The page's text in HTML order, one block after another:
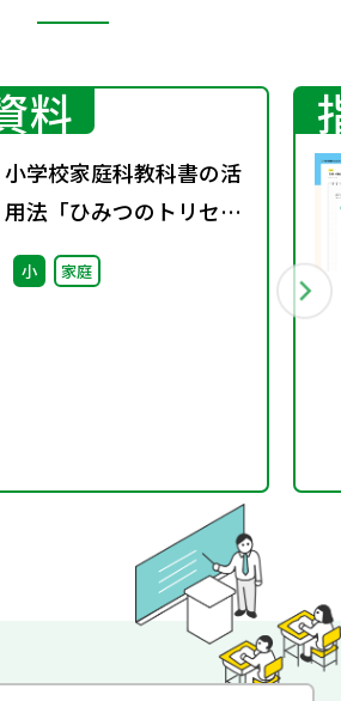
料
小学校家庭科教科書の活
用法「ひみつのトリセ
ツ」
小 家庭